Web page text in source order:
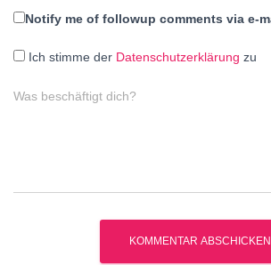
Notify me of followup comments via e-
Ich stimme der Datenschutzerklärung zu
Was beschäftigt dich?